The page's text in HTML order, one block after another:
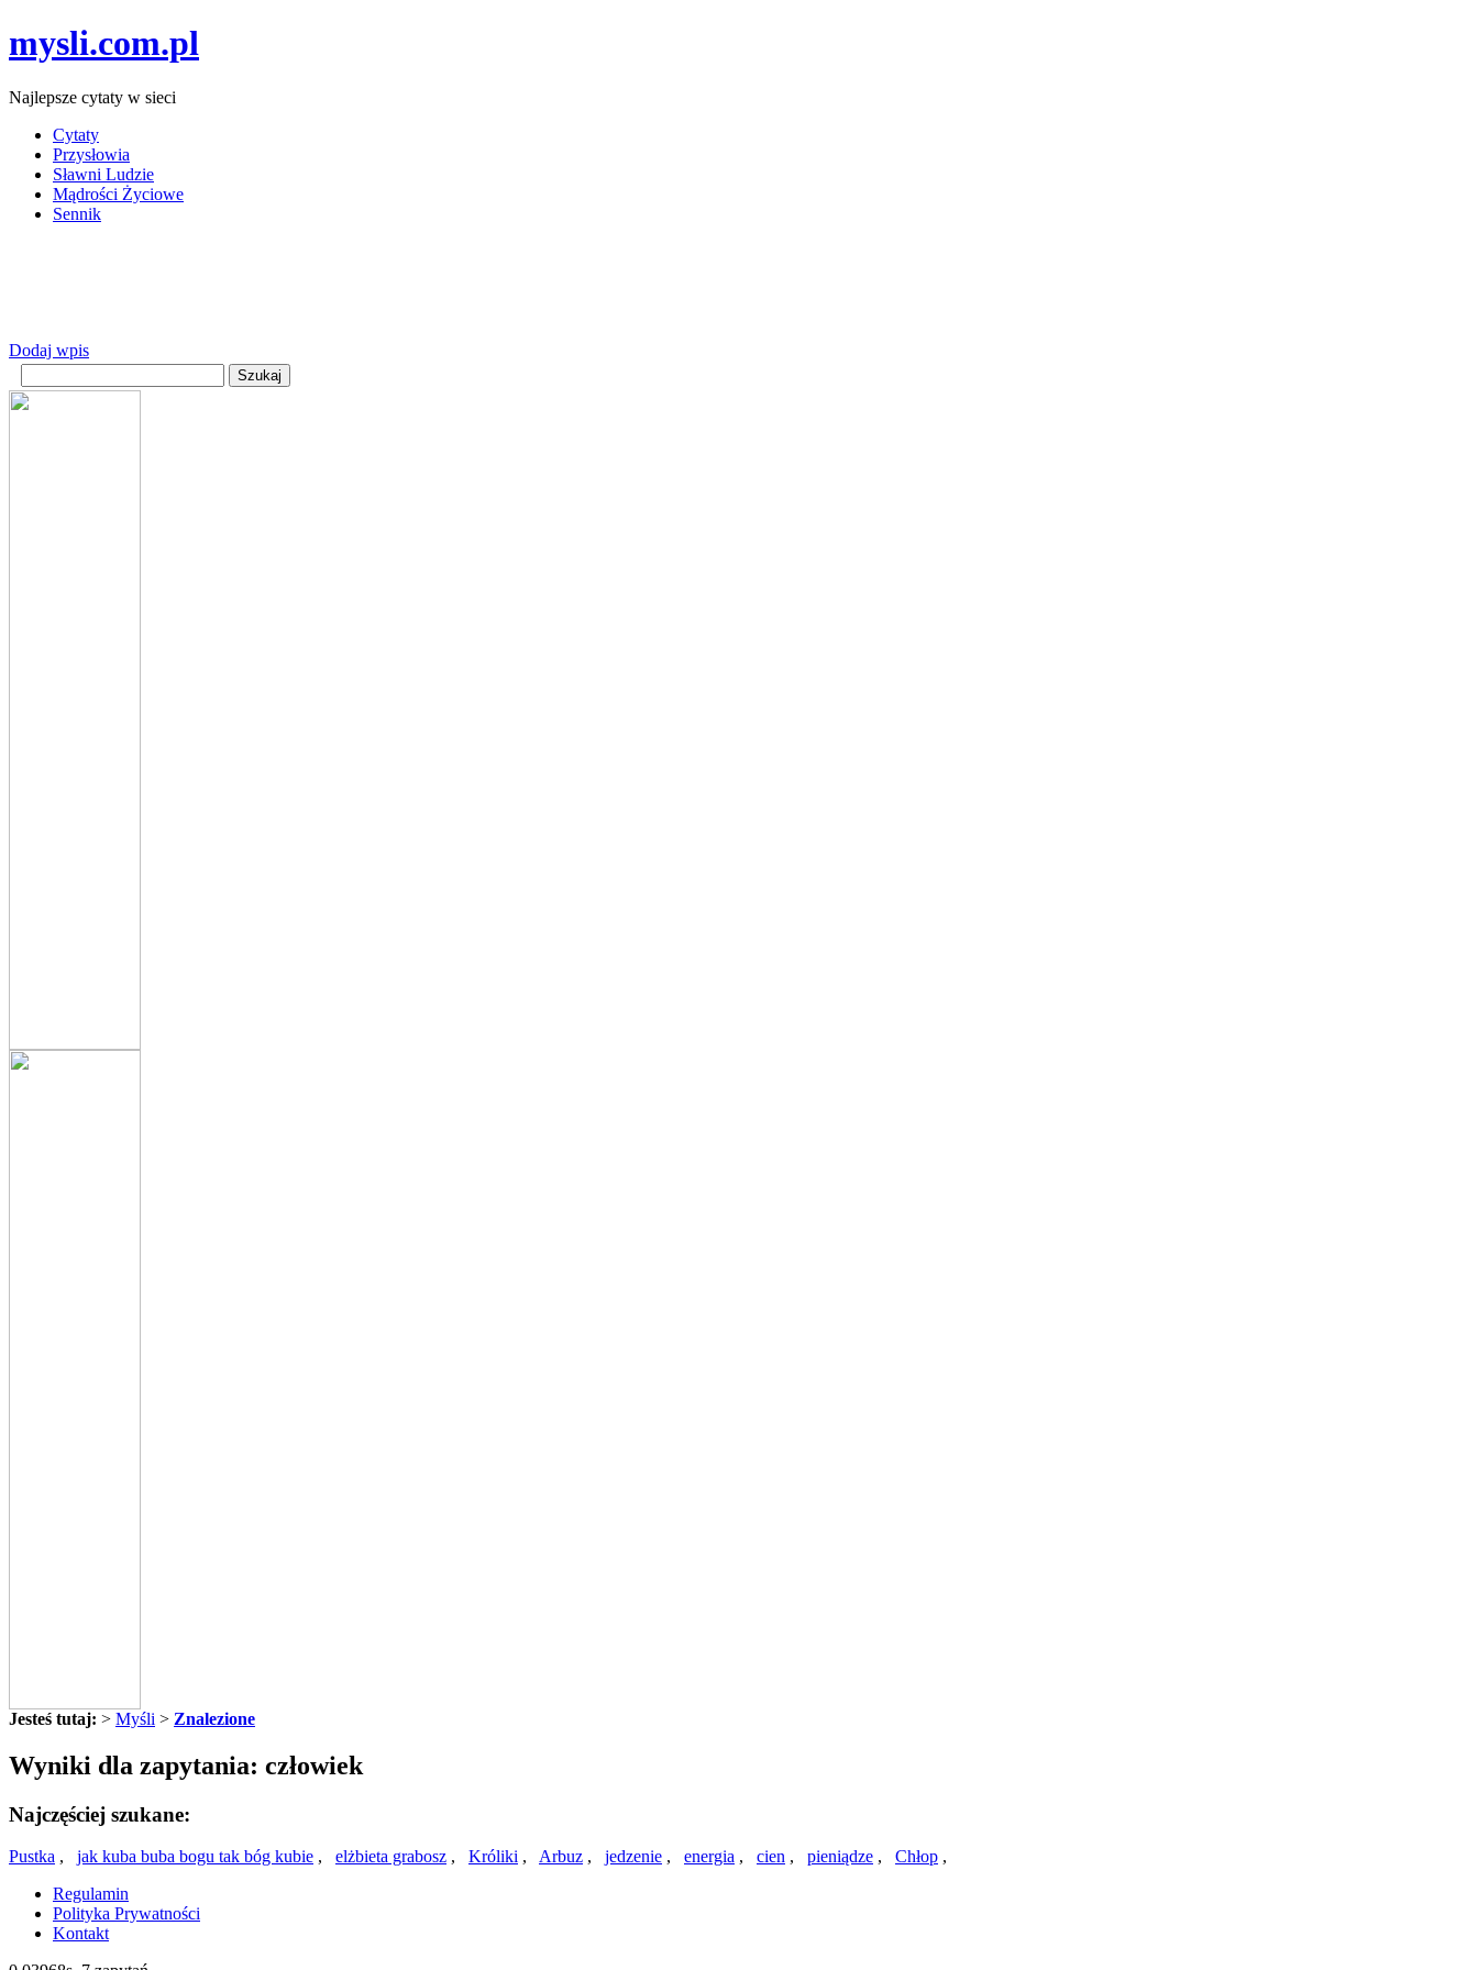
mysli.com.pl
Najlepsze cytaty w sieci
Cytaty
Przysłowia
Sławni Ludzie
Mądrości Życiowe
Sennik
Dodaj wpis
Jesteś tutaj: > Myśli > Znalezione
Wyniki dla zapytania: człowiek
Najczęściej szukane:
Pustka , jak kuba buba bogu tak bóg kubie , elżbieta grabosz , Króliki , Arbuz , jedzenie , energia , cien , pieniądze , Chłop ,
Regulamin
Polityka Prywatności
Kontakt